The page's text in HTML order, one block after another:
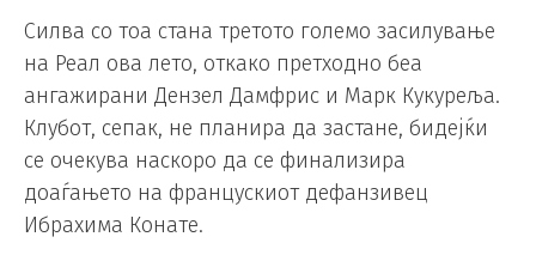
Силва со тоа стана третото големо засилување
на Реал ова лето, откако претходно беа
ангажирани Дензел Дамфрис и Марк Кукуреља.
Клубот, сепак, не планира да застане, бидејќи
се очекува наскоро да се финализира
доаѓањето на францускиот дефанзивец
Ибрахима Конате.